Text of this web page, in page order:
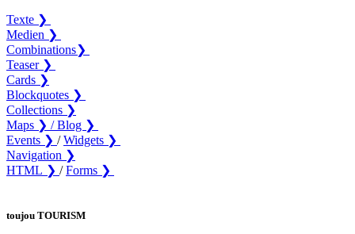
Texte ❯
Medien ❯
Combinations❯
Teaser ❯
Cards ❯
Blockquotes ❯
Collections ❯
Maps ❯ /Blog ❯
Events ❯ /Widgets ❯
Navigation ❯
HTML ❯ /Forms ❯
toujou TOURISM